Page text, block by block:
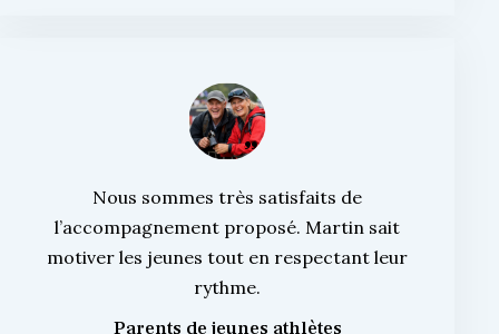
Nous sommes très satisfaits de
l’accompagnement proposé. Martin sait
motiver les jeunes tout en respectant leur
rythme.
Parents de jeunes athlètes